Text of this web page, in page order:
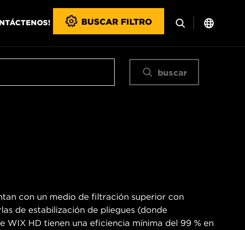
BUSCAR FILTRO
buscar
con un medio de filtración superior con
de estabilización de pliegues (donde
WIX HD tienen una eficiencia mínima del 99 % en